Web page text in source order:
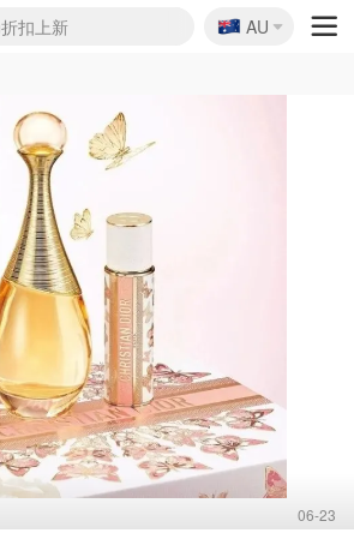
扣上新
肤3.5折
3折
好价汇总
叠9折
8折
超市实拍
票捡漏
起
奢牌1折起
3折起
1折护肤1折
季6.2折
送Airpods
汇总送$50
好物
7.5折
高奢地板价
6折
折起
首饰2折
促销
妆礼
好物
演开票
时尚3折
护肤
盒$33
50ml沐浴露
折
洋馆门票6折
罐$16送香薰
6.8折
日历2.3折
私促3折
雾$16
装逆天2折
家4折
6折起
品2.7折
9折
美容仪9折
Live
美衣3折
地机3.7折
杯$24
网5折
6.3折
🇦🇺
AU
06-23